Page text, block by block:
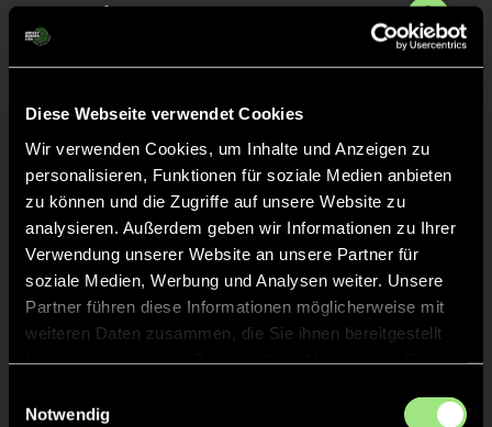
Diese Webseite verwendet Cookies
Wir verwenden Cookies, um Inhalte und Anzeigen zu
personalisieren, Funktionen für soziale Medien anbieten
zu können und die Zugriffe auf unsere Website zu
analysieren. Außerdem geben wir Informationen zu Ihrer
Verwendung unserer Website an unsere Partner für
soziale Medien, Werbung und Analysen weiter. Unsere
Partner führen diese Informationen möglicherweise mit
weiteren Daten zusammen, die Sie ihnen bereitgestellt
Notwendig
Liveticker
Spiel beendet
46' TOR 2:3, FELDTOR
31' TOR 2:2, FELDTOR
16' TOR 2:1, FELDTOR
2'